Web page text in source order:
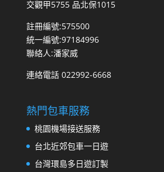
交觀甲5755 品北保1015
註冊編號:575500
統一編號:97184996
聯絡人:潘家威
連絡電話 022992-6668
熱門包車服務
桃園機場接送服務
台北近郊包車一日遊
台灣環島多日遊訂製